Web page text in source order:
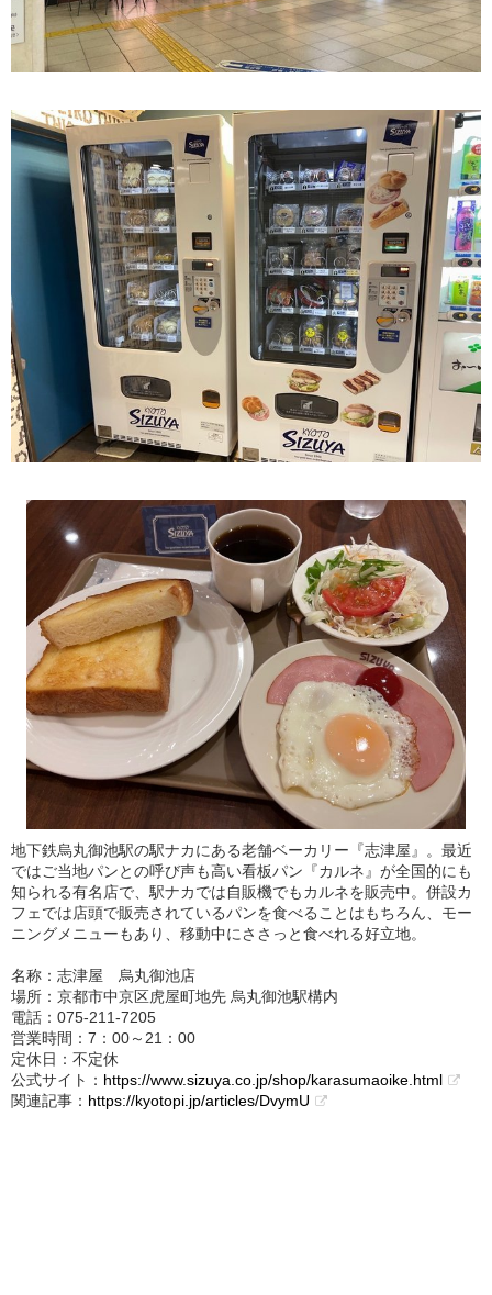
地下鉄烏丸御池駅の駅ナカにある老舗ベーカリー『志津屋』。最近
ではご当地パンとの呼び声も高い看板パン『カルネ』が全国的にも
知られる有名店で、駅ナカでは自販機でもカルネを販売中。併設カ
フェでは店頭で販売されているパンを食べることはもちろん、モー
ニングメニューもあり、移動中にささっと食べれる好立地。
名称：志津屋 烏丸御池店
場所：京都市中京区虎屋町地先 烏丸御池駅構内
電話：075‐211‐7205
営業時間：7：00～21：00
定休日：不定休
公式サイト： https://www.sizuya.co.jp/shop/karasumaoike.html
関連記事： https://kyotopi.jp/articles/DvymU